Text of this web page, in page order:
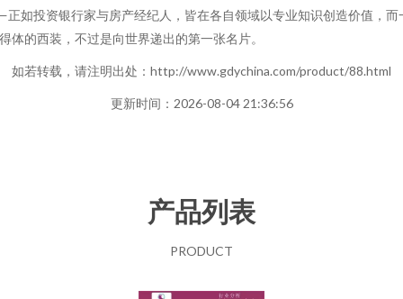
如投资银行家与房产经纪人，皆在各自领域以专业知识创造价值，而
体的西装，不过是向世界递出的第一张名片。
如若转载，请注明出处：http://www.gdychina.com/product/88.html
更新时间：2026-08-04 21:36:56
产品列表
PRODUCT